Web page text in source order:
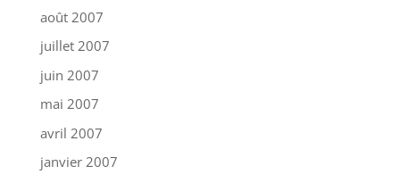
août 2007
juillet 2007
juin 2007
mai 2007
avril 2007
janvier 2007